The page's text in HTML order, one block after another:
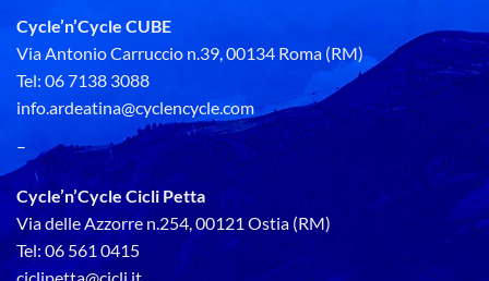
Cycle’n’Cycle CUBE
Via Antonio Carruccio n.39, 00134 Roma (RM)
Tel: 06 7138 3088
info.ardeatina@cyclencycle.com
–
Cycle’n’Cycle Cicli Petta
Via delle Azzorre n.254, 00121 Ostia (RM)
Tel: 06 561 0415